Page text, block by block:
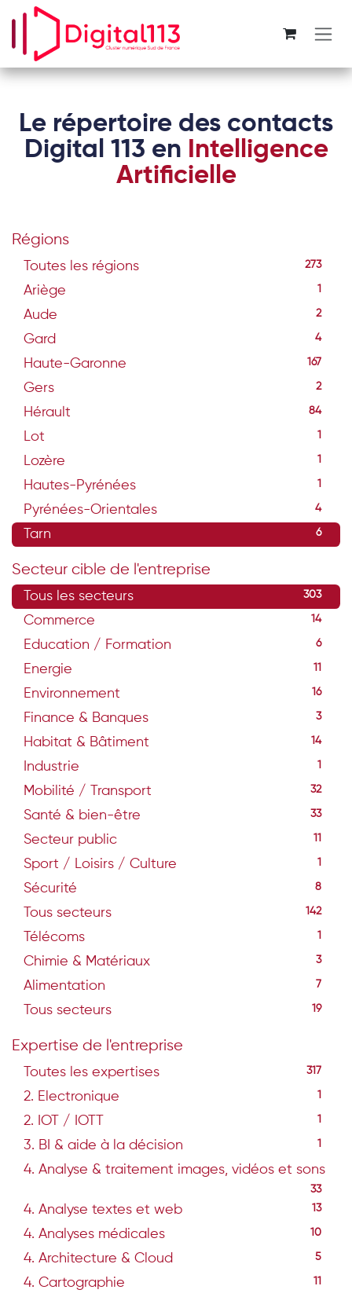
Se rendre au contenu
Le répertoire des contacts
Digital 113 en Intelligence
Artificielle
Régions
Toutes les régions 273
Ariège 1
Aude 2
Gard 4
Haute-Garonne 167
Gers 2
Hérault 84
Lot 1
Lozère 1
Hautes-Pyrénées 1
Pyrénées-Orientales 4
Tarn 6
Secteur cible de l'entreprise
Tous les secteurs 303
Commerce 14
Education / Formation 6
Energie 11
Environnement 16
Finance & Banques 3
Habitat & Bâtiment 14
Industrie 1
Mobilité / Transport 32
Santé & bien-être 33
Secteur public 11
Sport / Loisirs / Culture 1
Sécurité 8
Tous secteurs 142
Télécoms 1
Chimie & Matériaux 3
Alimentation 7
Tous secteurs 19
Expertise de l'entreprise
Toutes les expertises 317
2. Electronique 1
2. IOT / IOTT 1
3. BI & aide à la décision 1
4. Analyse & traitement images, vidéos et sons
33
4. Analyse textes et web 13
4. Analyses médicales 10
4. Architecture & Cloud 5
4. Cartographie